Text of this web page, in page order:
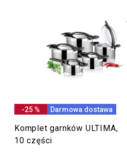
-25 % Darmowa dostawa
Komplet garnków ULTIMA,
10 części